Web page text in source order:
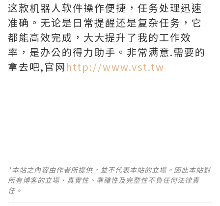
这款机器人软件操作便捷，任务处理迅速
准确。无论是日常提醒还是复杂任务，它
都能高效完成，大大提升了我的工作效
率，是办公的得力助手。非常满意.需要的
拿去吧,官网http://www.vst.tw
*本站之內容由作者所提供，並不代表本站的立場。因此本站對
所有博客的立場、真實性、準確性及完整性不負任何法律責
任。